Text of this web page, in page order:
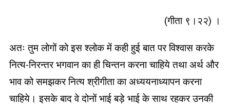
(गीता ९।२२) ।
अतः तुम लोगों को इस श्लोक में कही हुई बात पर विश्वास करके
नित्य-निरन्तर भगवान का ही चिन्तन करना चाहिये तथा अर्थ और
भाव को समझकर नित्य श्रीगीता का अध्ययनाध्यापन करना
चाहिये। इसके बाद वे दोनों भाई बड़े भाई के साथ रहकर उनकी